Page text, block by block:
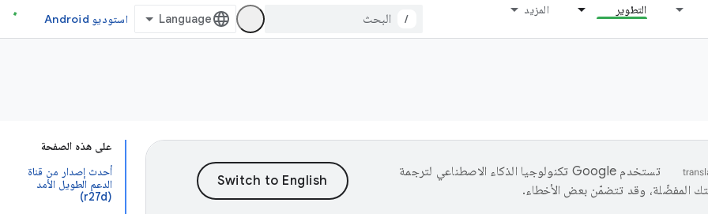
التطوير المزيد
/ استوديو Android
على هذه الصفحة
أحدث إصدار من قناة
الدعم الطويل الأمد
(r27d)
تستخدم Google تكنولوجيا الذكاء الاصطناعي لترجمة
المفضّلة، وقد تتضمّن بعض الأخطاء.